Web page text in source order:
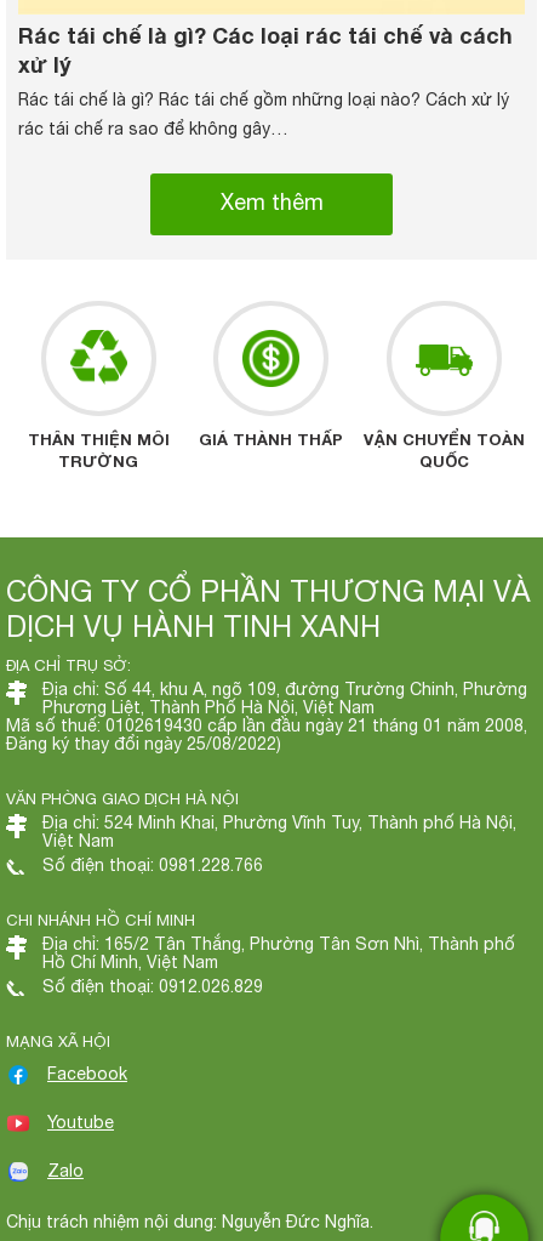
Rác tái chế là gì? Các loại rác tái chế và cách
xử lý
Rác tái chế là gì? Rác tái chế gồm những loại nào? Cách xử lý
rác tái chế ra sao để không gây…
Xem thêm
THÂN THIỆN MÔI
TRƯỜNG
GIÁ THÀNH THẤP
VẬN CHUYỂN TOÀN
QUỐC
CÔNG TY CỔ PHẦN THƯƠNG MẠI VÀ
DỊCH VỤ HÀNH TINH XANH
ĐỊA CHỈ TRỤ SỞ:
Địa chỉ: Số 44, khu A, ngõ 109, đường Trường Chinh, Phường
Phương Liệt, Thành Phố Hà Nội, Việt Nam
Mã số thuế: 0102619430 cấp lần đầu ngày 21 tháng 01 năm 2008,
Đăng ký thay đổi ngày 25/08/2022)
VĂN PHÒNG GIAO DỊCH HÀ NỘI
Địa chỉ: 524 Minh Khai, Phường Vĩnh Tuy, Thành phố Hà Nội,
Việt Nam
Số điện thoại: 0981.228.766
CHI NHÁNH HỒ CHÍ MINH
Địa chỉ: 165/2 Tân Thắng, Phường Tân Sơn Nhì, Thành phố
Hồ Chí Minh, Việt Nam
Số điện thoại: 0912.026.829
MẠNG XÃ HỘI
Facebook
Youtube
Zalo
Chịu trách nhiệm nội dung: Nguyễn Đức Nghĩa.